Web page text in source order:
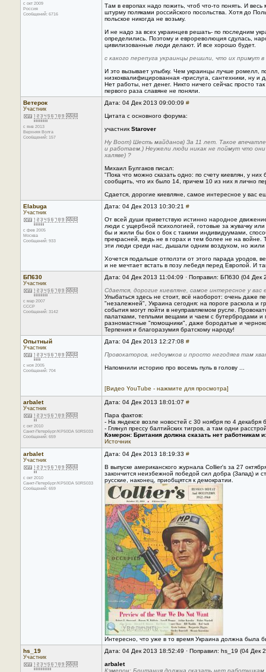
с окт 2009
Россия
Сообщений: 6716
Там в европах надо пожить, чтоб что-то понять. И
штурму поляками российского посольства. Хотя до
польское никогда не возьму.
И не надо за всех украинцев решать- по последним
определились. Поэтому и еврореволюция сдулась,
цивилизованные люди делают. И все хорошо будет.
с какого перепуга украинцы решили, что их примут в
И это вызывает улыбку. Чем украинцы лучше ромелл,
низкоквалифицированная -прислуга, сантехники, ну и
Нет работы, нет денег. Никто ничего сейчас просто
первого раза славяне не поняли.
Ветерок
Участник
с янв 2013
Верхняя Волга
Сообщений: 157
Дата: 04 Дек 2013 09:00:09 #
Цитата с основного форума:
участник Starover
Ну Воот) Шесть майданов) За 11 лет. Такое
и работаем.) Неужели люди никак не поймут что
халяве) ?
Михаил Булгаков писал:
"Пока что можно сказать одно: по счету киевлян, у
сообщить, что их было 14, причем 10 из них я лично
Сдается, дорогие киевляне, самое интересное у вас
Elabuga
Участник
с фев 2005
Москва
Сообщений: 933
Дата: 04 Дек 2013 10:30:21 #
От всей души приветствую истинно народное
люди с ущербной психологией, готовые за жувачку
бы и жили бы бок о бок с такими индивидуумами,
прекрасней, ведь не в горах и тем более не на
эти люди среди нас, дышали одним воздухом, но жили
Хочется подальше отползти от этого парада уродов,
и не мечтает встать в позу лебедя перед Европой. И
БП630
Участник
с мар 2007
CCCP
Сообщений: 3142
Дата: 04 Дек 2013 11:04:09 · Поправил: БП630 (04 Дек
Сдается, дорогие киевляне, самое интересное у вас
Улыбаться здесь не стоит, всё наоборот: очень даже
"незалежней", Украина сегодня: на пороге раскола и
события могут пойти в неуправляемом русле.
палатками, теплыми вещами и чаем с бутербродами и
разномастные "помощники", даже бородатые и
Терпения и благоразумия братскому народу!
Опытный
Участник
с ноя 2005
Сообщений: 704
Дата: 04 Дек 2013 12:27:08 #
Провокаторов, недоумков и просто негодяев там
Напомнили историю про восемь пуль в голову ...
[Видео YouTube - нажмите для просмотра]
arbalet
Участник
с окт 2010
Санкт-Петербург/KP50DA 50RS033
Сообщений: 659
Дата: 04 Дек 2013 18:01:07 #
Пара фактов:
- На яндексе возле новостей с 30 ноября по 4
- Глянул прессу балтийских тигров, а там одни
Кэмерон: Британия должна сказать нет работникам
Источник
arbalet
Участник
с окт 2010
Санкт-Петербург/KP50DA 50RS033
Сообщений: 659
Дата: 04 Дек 2013 18:19:33 #
В выпуске американского журнала Collier's за 27
закончится неизбежной победой сил добра (Запад) и
русские, наконец, приобщятся к демократии.
Интересно, что уже в то время Украина должна была
hs_19
Участник
Дата: 04 Дек 2013 18:52:49 · Поправил: hs_19 (04 Дек
arbalet
Кэмерон: Британия должна сказать нет